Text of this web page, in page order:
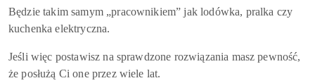
Będzie takim samym „pracownikiem” jak lodówka, pralka czy
kuchenka elektryczna.
Jeśli więc postawisz na sprawdzone rozwiązania masz pewność,
że posłużą Ci one przez wiele lat.